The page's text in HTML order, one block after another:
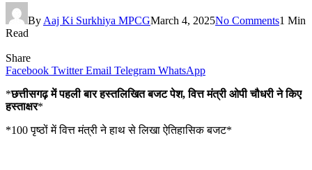
By Aaj Ki Surkhiya MPCGMarch 4, 2025No Comments1 Min
Read
Share
Facebook Twitter Email Telegram WhatsApp
*छत्तीसगढ़ में पहली बार हस्तलिखित बजट पेश, वित्त मंत्री ओपी चौधरी ने किए
हस्ताक्षर*
*100 पृष्ठों में वित्त मंत्री ने हाथ से लिखा ऐतिहासिक बजट*